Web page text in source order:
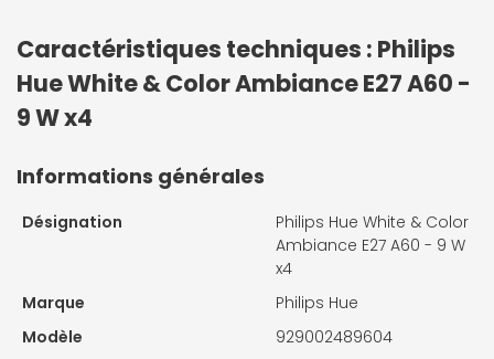
Caractéristiques techniques : Philips
Hue White & Color Ambiance E27 A60 -
9 W x4
Informations générales
Désignation
Philips Hue White & Color
Ambiance E27 A60 - 9 W
x4
Marque
Philips Hue
Modèle
929002489604